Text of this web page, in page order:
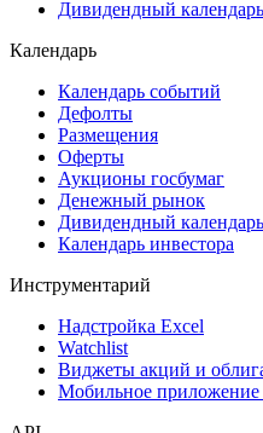
Дивидендный календарь
Календарь
Календарь событий
Дефолты
Размещения
Оферты
Денежный рынок
Календарь инвестора
Инструментарий